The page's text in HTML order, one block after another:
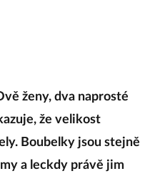
ženy, dva naprosté
že velikost
Boubelky jsou stejně